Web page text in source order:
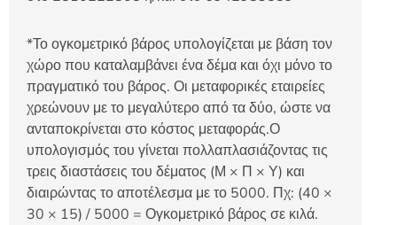
*Το ογκομετρικό βάρος υπολογίζεται με βάση τον
χώρο που καταλαμβάνει ένα δέμα και όχι μόνο το
πραγματικό του βάρος. Οι μεταφορικές εταιρείες
χρεώνουν με το μεγαλύτερο από τα δύο, ώστε να
ανταποκρίνεται στο κόστος μεταφοράς.Ο
υπολογισμός του γίνεται πολλαπλασιάζοντας τις
τρεις διαστάσεις του δέματος (Μ × Π × Υ) και
διαιρώντας το αποτέλεσμα με το 5000. Πχ: (40 ×
30 × 15) / 5000 = Ογκομετρικό βάρος σε κιλά.